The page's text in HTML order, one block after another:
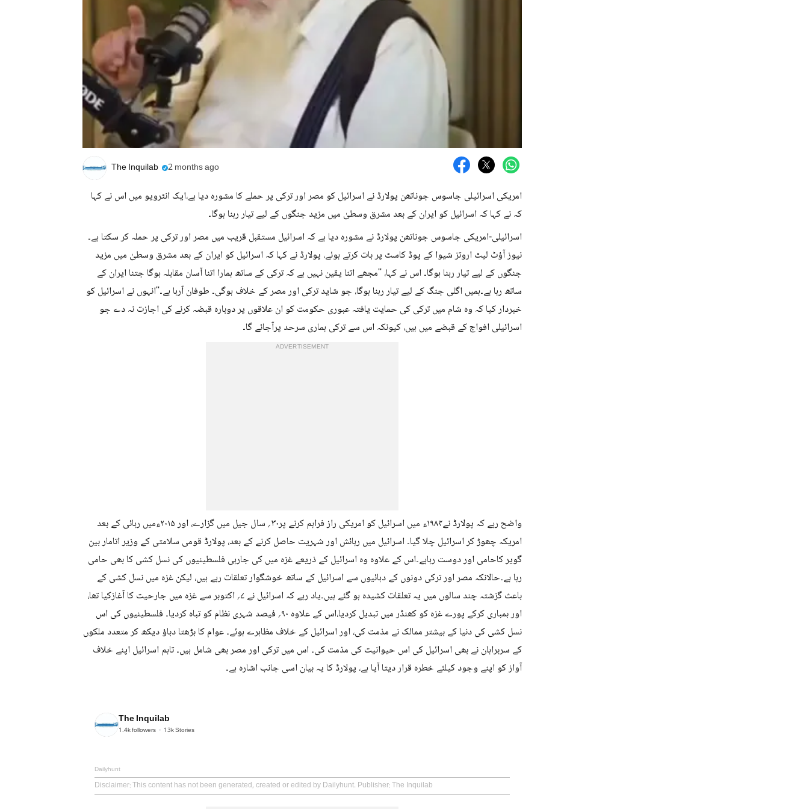
The Inquilab 2 months ago
امریکی اسرائیلی جاسوس جوناتھن پولارڈ نے اسرائیل کو مصر اور ترکی پر حملے کا مشورہ دیا ہے،ایک انٹرویو میں اس نے کہا
کہ نے کہا کہ اسرائیل کو ایران کے بعد مشرق وسطیٰ میں مزید جنگوں کے لیے تیار رہنا ہوگا۔
اسرائیلی-امریکی جاسوس جوناتھن پولارڈ نے مشورہ دیا ہے کہ اسرائیل مستقبل قریب میں مصر اور ترکی پر حملہ کر سکتا ہے۔
نیوز آؤٹ لیٹ اروتز شیوا کے پوڈ کاسٹ پر بات کرتے ہوئے، پولارڈ نے کہا کہ اسرائیل کو ایران کے بعد مشرق وسطیٰ میں مزید
جنگوں کے لیے تیار رہنا ہوگا۔ اس نے کہا، ''مجھے اتنا یقین نہیں ہے کہ ترکی کے ساتھ ہمارا اتنا آسان مقابلہ ہوگا جتنا ایران کے
ساتھ رہا ہے۔ہمیں اگلی جنگ کے لیے تیار رہنا ہوگا، جو شاید ترکی اور مصر کے خلاف ہوگی۔ طوفان آرہا ہے۔''انہوں نے اسرائیل کو
خبردار کیا کہ وہ شام میں ترکی کی حمایت یافتہ عبوری حکومت کو ان علاقوں پر دوبارہ قبضہ کرنے کی اجازت نہ دے جو
اسرائیلی افواج کے قبضے میں ہیں، کیونکہ اس سے ترکی ہماری سرحد پرآجائے گا۔
ADVERTISEMENT
واضح رہے کہ پولارڈ نے۱۹۸۴ء میں اسرائیل کو امریکی راز فراہم کرنے پر۳۰؍ سال جیل میں گزارے، اور ۲۰۱۵ءمیں رہائی کے بعد
امریکہ چھوڑ کر اسرائیل چلا گیا۔ اسرائیل میں رہائش اور شہریت حاصل کرنے کے بعد، پولارڈ قومی سلامتی کے وزیر اتامار بین
گویر کاحامی اور دوست رہاہے۔اس کے علاوہ وہ اسرائیل کے ذریعے غزہ میں کی جارہی فلسطینیوں کی نسل کشی کا بھی حامی
رہا ہے۔حالانکہ مصر اور ترکی دونوں کے دہائیوں سے اسرائیل کے ساتھ خوشگوار تعلقات رہے ہیں، لیکن غزہ میں نسل کشی کے
باعث گزشتہ چند سالوں میں یہ تعلقات کشیدہ ہو گئے ہیں۔یاد رہے کہ اسرائیل نے ۷؍ اکتوبر سے غزہ میں جارحیت کا آغازکیا تھا،
اور بمباری کرکے پورے غزہ کو کھنڈر میں تبدیل کردیا،اس کے علاوہ ۹۰؍ فیصد شہری نظام کو تباہ کردیا۔ فلسطینیوں کی اس
نسل کشی کی دنیا کے بیشتر ممالک نے مذمت کی، اور اسرائیل کے خلاف مظاہرے ہوئے۔ عوام کا بڑھتا دباؤ دیکھ کر متعدد ملکوں
کے سربراہان نے بھی اسرائیل کی اس حیوانیت کی مذمت کی۔ اس میں ترکی اور مصر بھی شامل ہیں۔ تاہم اسرائیل اپنے خلاف
آواز کو اپنے وجود کیلئے خطرہ قرار دیتا آیا ہے، پولارڈ کا یہ بیان اسی جانب اشارہ ہے۔
The Inquilab
1.4kfollowers 13kStories
Dailyhunt
Disclaimer: This content has not been generated, created or edited by Dailyhunt. Publisher: The Inquilab